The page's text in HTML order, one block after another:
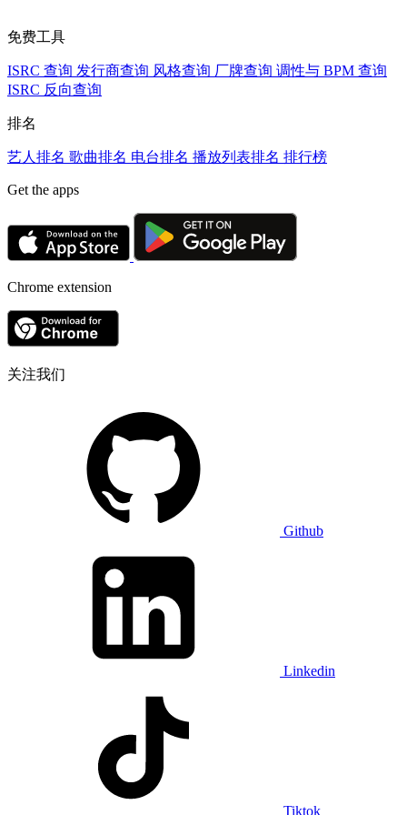
免费工具
ISRC 查询 发行商查询 风格查询 厂牌查询 调性与 BPM 查询
ISRC 反向查询
排名
艺人排名 歌曲排名 电台排名 播放列表排名 排行榜
Get the apps
Chrome extension
关注我们
Github
Linkedin
Tiktok